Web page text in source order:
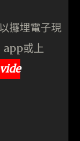
攞埋電子現
app或上